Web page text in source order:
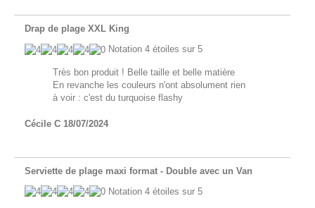
Drap de plage XXL King
Notation 4 étoiles sur 5
Très bon produit ! Belle taille et belle matière
En revanche les couleurs n'ont absolument rien
à voir : c'est du turquoise flashy
Cécile C 18/07/2024
Serviette de plage maxi format - Double avec un Van
Notation 4 étoiles sur 5